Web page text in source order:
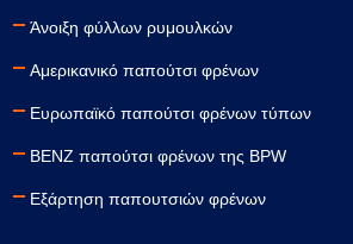
Άνοιξη φύλλων ρυμουλκών
Αμερικανικό παπούτσι φρένων
Ευρωπαϊκό παπούτσι φρένων τύπων
BENZ παπούτσι φρένων της BPW
Εξάρτηση παπουτσιών φρένων